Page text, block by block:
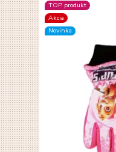
TOP produkt
Akcia
Novinka